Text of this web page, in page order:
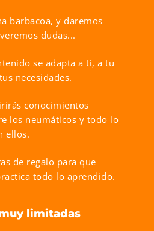
barbacoa, y daremos
dudas...
se adapta a ti, a tu
necesidades.
conocimientos
los neumáticos y todo lo
ellos.
de regalo para que
todo lo aprendido.
limitadas